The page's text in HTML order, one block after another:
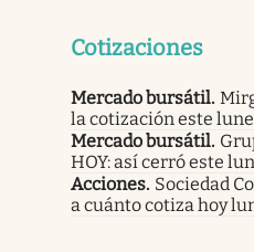
Cotizaciones
Mercado bursátil.
la cotización este
Mercado bursátil.
HOY: así cerró este
Acciones. Sociedad
a cuánto cotiza hoy